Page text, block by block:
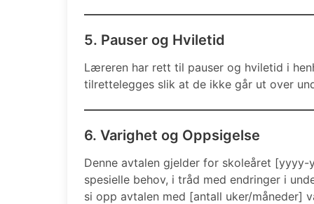
5. Pauser og Hviletid
Læreren har rett til pauser og hviletid i
tilrettelegges slik at de ikke går ut over
6. Varighet og Oppsigelse
Denne avtalen gjelder for skoleåret
spesielle behov, i tråd med endringer i
si opp avtalen med [antall uker/måneder]